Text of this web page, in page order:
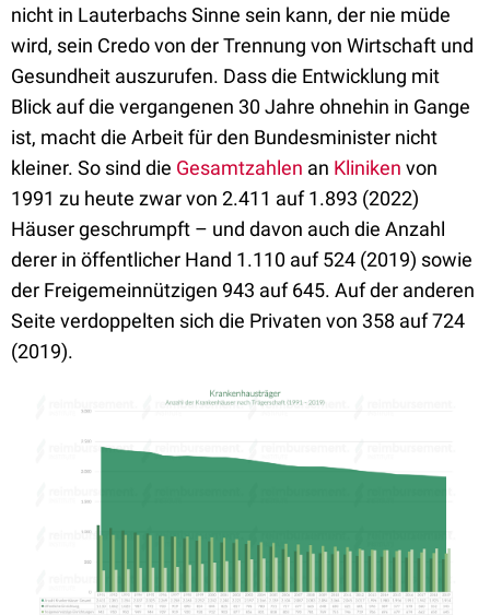
nicht in Lauterbachs Sinne sein kann, der nie müde
wird, sein Credo von der Trennung von Wirtschaft und
Gesundheit auszurufen. Dass die Entwicklung mit
Blick auf die vergangenen 30 Jahre ohnehin in Gange
ist, macht die Arbeit für den Bundesminister nicht
kleiner. So sind die Gesamtzahlen an Kliniken von
1991 zu heute zwar von 2.411 auf 1.893 (2022)
Häuser geschrumpft – und davon auch die Anzahl
derer in öffentlicher Hand 1.110 auf 524 (2019) sowie
der Freigemeinnützigen 943 auf 645. Auf der anderen
Seite verdoppelten sich die Privaten von 358 auf 724
(2019).